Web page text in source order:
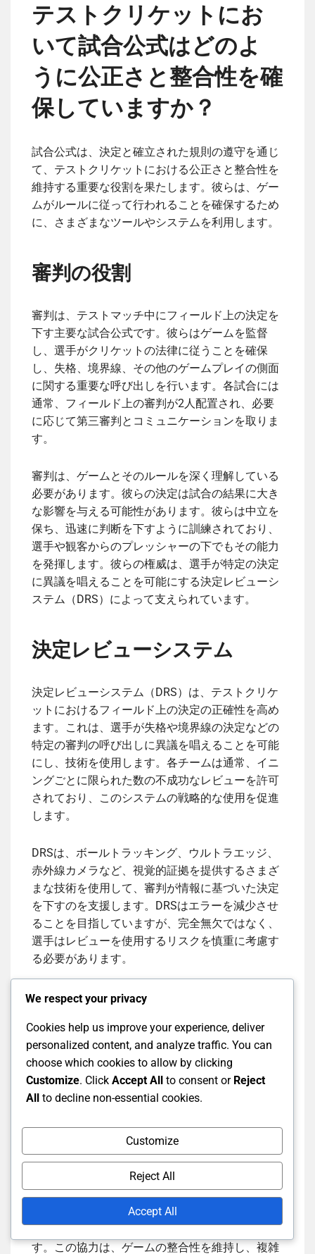
テストクリケットにお
いて試合公式はどのよ
うに公正さと整合性を確
保していますか？
試合公式は、決定と確立された規則の遵守を通じ
て、テストクリケットにおける公正さと整合性を
維持する重要な役割を果たします。彼らは、ゲー
ムがルールに従って行われることを確保するため
に、さまざまなツールやシステムを利用します。
審判の役割
審判は、テストマッチ中にフィールド上の決定を
下す主要な試合公式です。彼らはゲームを監督
し、選手がクリケットの法律に従うことを確保
し、失格、境界線、その他のゲームプレイの側面
に関する重要な呼び出しを行います。各試合には
通常、フィールド上の審判が2人配置され、必要
に応じて第三審判とコミュニケーションを取りま
す。
審判は、ゲームとそのルールを深く理解している
必要があります。彼らの決定は試合の結果に大き
な影響を与える可能性があります。彼らは中立を
保ち、迅速に判断を下すように訓練されており、
選手や観客からのプレッシャーの下でもその能力
を発揮します。彼らの権威は、選手が特定の決定
に異議を唱えることを可能にする決定レビューシ
ステム（DRS）によって支えられています。
決定レビューシステム
決定レビューシステム（DRS）は、テストクリケ
ットにおけるフィールド上の決定の正確性を高め
ます。これは、選手が失格や境界線の決定などの
特定の審判の呼び出しに異議を唱えることを可能
にし、技術を使用します。各チームは通常、イニ
ングごとに限られた数の不成功なレビューを許可
されており、このシステムの戦略的な使用を促進
します。
DRSは、ボールトラッキング、ウルトラエッジ、
赤外線カメラなど、視覚的証拠を提供するさまざ
まな技術を使用して、審判が情報に基づいた決定
を下すのを支援します。DRSはエラーを減少させ
ることを目指していますが、完全無欠ではなく、
選手はレビューを使用するリスクを慎重に考慮す
る必要があります。
第三審判の責任
第三審判、またはTV審判は、技術的支援が必要な
物議を醸す決定をレビューする重要な役割を果た
します。フィールドから離れた位置にいる第三審
判は、ランアウト、境界線の呼び出し、フィール
を評価するためにビデオリプレイを使用します。
フィールド上の審判と第三審判の間のコミュニケ
ーションは重要です。フィールド上の審判は、決
定に不安がある場合、第三審判に相談することが
でき、正しい呼び出しが行われることを確保しま
す。この協力は、ゲームの整合性を維持し、複雑
We respect your privacy
Cookies help us improve your experience, deliver
personalized content, and analyze traffic. You can
choose which cookies to allow by clicking
Customize. Click Accept All to consent or Reject
All to decline non-essential cookies.
Customize
Reject All
Accept All